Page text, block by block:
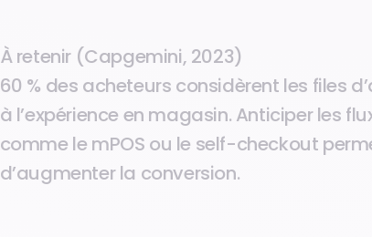
À retenir (Capgemini, 2023)
60 % des acheteurs considèrent les files
à l’expérience en magasin. Anticiper les
comme le mPOS ou le self-checkout
d’augmenter la conversion.